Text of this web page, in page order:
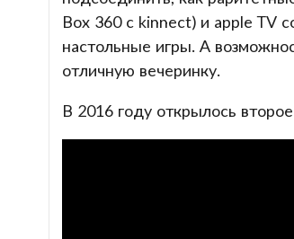
Box 360 c kinnect) и apple TV
настольные игры. А
отличную вечеринку.
В 2016 году открылось